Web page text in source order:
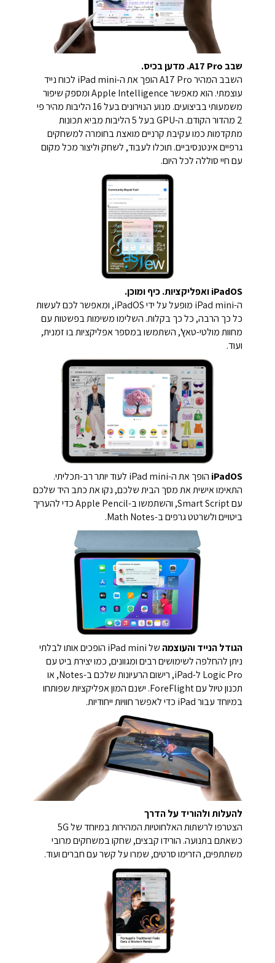
שבב A17 Pro. מדען בכיס.
השבב המהיר A17 Pro הופך את ה-iPad mini לכוח נייד
עוצמתי. הוא מאפשר Apple Intelligence ומספק שיפור
משמעותי בביצועים. מנוע הנוירונים בעל 16 הליבות מהיר פי
2 מהדור הקודם. ה-GPU בעל 5 הליבות מביא תכונות
מתקדמות כמו עקיבת קרניים מואצת בחומרה למשחקים
גרפיים אינטנסיביים. תוכלו לעבוד, לשחק וליצור מכל מקום
עם חיי סוללה לכל היום.
iPadOS ואפליקציות. כיף ומוכן.
ה-iPad mini מופעל על ידי iPadOS, ומאפשר לכם לעשות
כל כך הרבה, כל כך בקלות. השלימו משימות בפשטות עם
מחוות מולטי-טאץ', השתמשו במספר אפליקציות בו זמנית,
ועוד.
iPadOS
הופך את ה-iPad mini לעוד יותר רב-תכליתי.
התאימו אישית את מסך הבית שלכם, נקו את כתב היד שלכם
עם Smart Script, והשתמשו ב-Apple Pencil כדי להעריך
ביטויים ולשרטט גרפים ב-Math Notes.
הגודל הנייד והעוצמה
של iPad mini הופכים אותו לבלתי
ניתן להחלפה לשימושים רבים ומגוונים, כמו יצירת ביט עם
Logic Pro ל-iPad, רישום הרעיונות שלכם ב-Notes, או
תכנון טיול עם ForeFlight. ישנם המון אפליקציות שפותחו
במיוחד עבור iPad כדי לאפשר חוויות ייחודיות.
להעלות ולהוריד על הדרך
הצטרפו לרשתות האלחוטיות המהירות במיוחד של 5G
כשאתם בתנועה. הורידו קבצים, שחקו במשחקים מרובי
משתתפים, הזרימו סרטים, שמרו על קשר עם חברים ועוד.